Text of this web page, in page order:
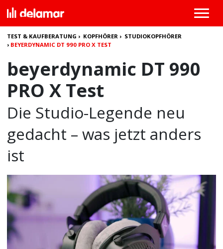
TEST & KAUFBERATUNG › KOPFHÖRER › STUDIOKOPFHÖRER
› BEYERDYNAMIC DT 990 PRO X TEST
beyerdynamic DT 990
PRO X Test
Die Studio-Legende neu
gedacht – was jetzt anders
ist